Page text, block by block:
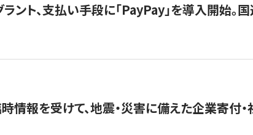
ント、支払い手段に「PayPay」を導入開始。
情報を受けて、地震・災害に備えた企業寄付